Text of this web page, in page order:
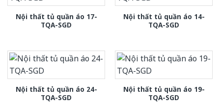
Nội thất tủ quần áo 17-
TQA-SGD
Nội thất tủ quần áo 14-
TQA-SGD
Nội thất tủ quần áo 24-
TQA-SGD
Nội thất tủ quần áo 19-
TQA-SGD